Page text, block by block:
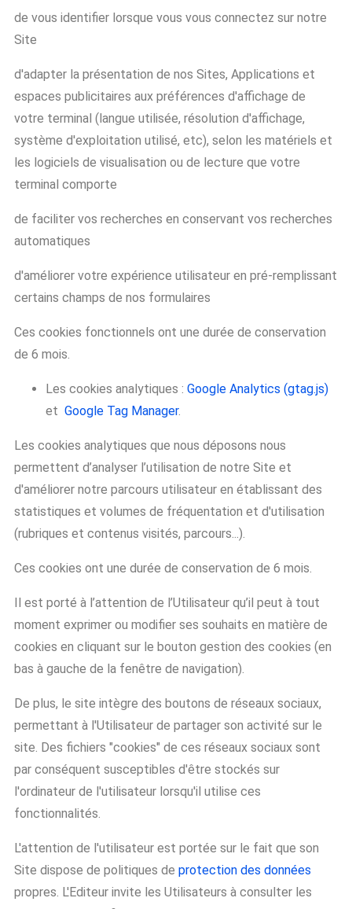
de vous identifier lorsque vous vous connectez sur notre
Site
d'adapter la présentation de nos Sites, Applications et
espaces publicitaires aux préférences d'affichage de
votre terminal (langue utilisée, résolution d'affichage,
système d'exploitation utilisé, etc), selon les matériels et
les logiciels de visualisation ou de lecture que votre
terminal comporte
de faciliter vos recherches en conservant vos recherches
automatiques
d'améliorer votre expérience utilisateur en pré-remplissant
certains champs de nos formulaires
Ces cookies fonctionnels ont une durée de conservation
de 6 mois.
Les cookies analytiques : Google Analytics (gtag.js)
et Google Tag Manager.
Les cookies analytiques que nous déposons nous
permettent d’analyser l’utilisation de notre Site et
d'améliorer notre parcours utilisateur en établissant des
statistiques et volumes de fréquentation et d'utilisation
(rubriques et contenus visités, parcours...).
Ces cookies ont une durée de conservation de 6 mois.
Il est porté à l’attention de l’Utilisateur qu’il peut à tout
moment exprimer ou modifier ses souhaits en matière de
cookies en cliquant sur le bouton gestion des cookies (en
bas à gauche de la fenêtre de navigation).
De plus, le site intègre des boutons de réseaux sociaux,
permettant à l'Utilisateur de partager son activité sur le
site. Des fichiers "cookies" de ces réseaux sociaux sont
par conséquent susceptibles d'être stockés sur
l'ordinateur de l'utilisateur lorsqu'il utilise ces
fonctionnalités.
L'attention de l'utilisateur est portée sur le fait que son
Site dispose de politiques de protection des données
propres. L'Editeur invite les Utilisateurs à consulter les